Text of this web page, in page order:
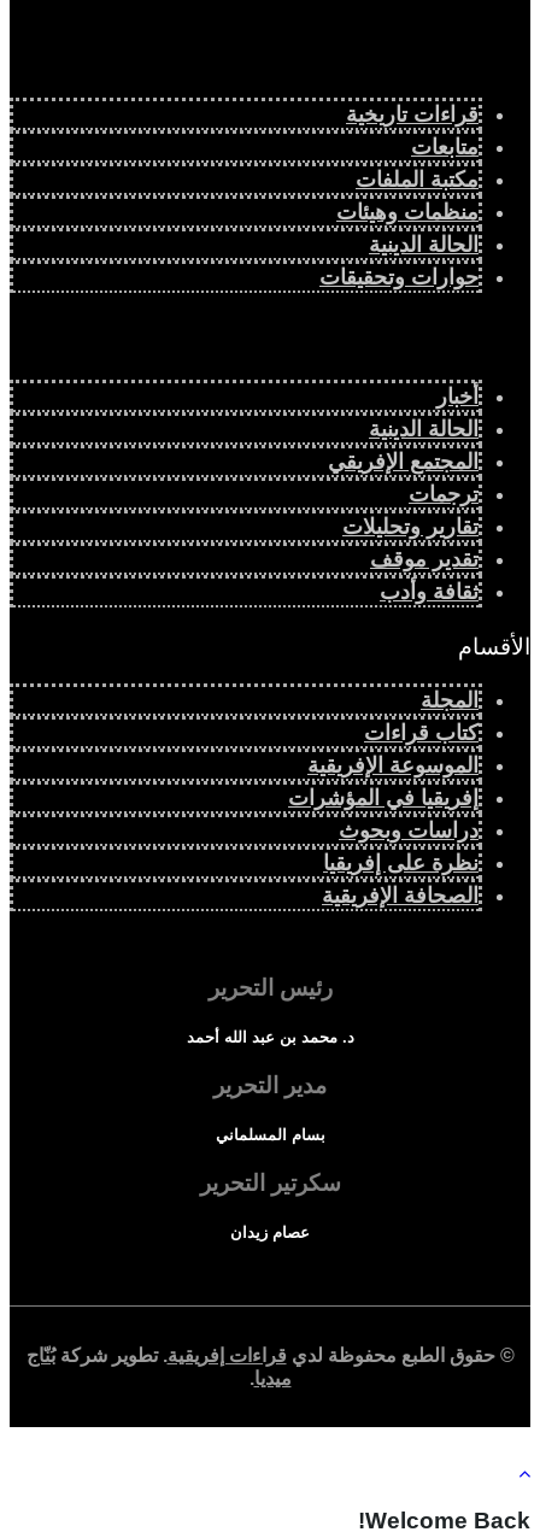
قراءات تاريخية
متابعات
مكتبة الملفات
منظمات وهيئات
الحالة الدينية
حوارات وتحقيقات
أخبار
الحالة الدينية
المجتمع الإفريقي
ترجمات
تقارير وتحليلات
تقدير موقف
ثقافة وأدب
الأقسام
المجلة
كتاب قراءات
الموسوعة الإفريقية
إفريقيا في المؤشرات
دراسات وبحوث
نظرة على إفريقيا
الصحافة الإفريقية
رئيس التحرير
د. محمد بن عبد الله أحمد
مدير التحرير
بسام المسلماني
سكرتير التحرير
عصام زيدان
© حقوق الطبع محفوظة لدي قراءات إفريقية. تطوير شركةبُنّاج
ميديا.
Welcome Back!